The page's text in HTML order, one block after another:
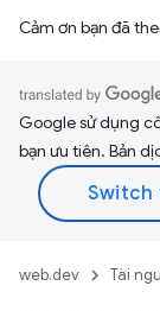
Cảm ơn bạn đã
Google sử dụng
bạn ưu tiên. Bản
web.dev Tài